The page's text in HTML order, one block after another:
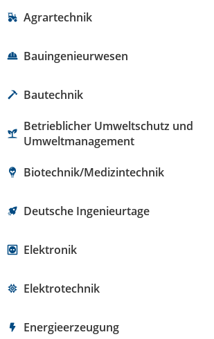
Agrartechnik
Bauingenieurwesen
Bautechnik
Betrieblicher Umweltschutz und
Umweltmanagement
Biotechnik/Medizintechnik
Deutsche Ingenieurtage
Elektronik
Elektrotechnik
Energieerzeugung